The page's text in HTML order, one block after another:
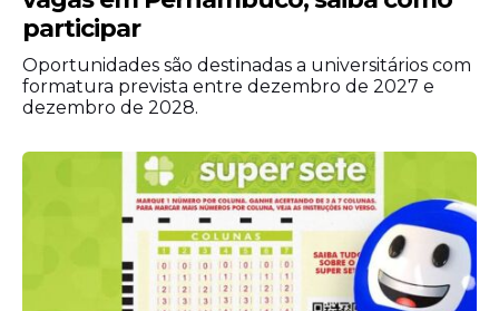
Contrato e validade
Os aprovados terão contrato inicial de seis
meses. A prefeitura poderá prorrogar o
vínculo por igual período, conforme
participar
Oportunidades são destinadas a universitários com
formatura prevista entre dezembro de 2027 e
dezembro de 2028.